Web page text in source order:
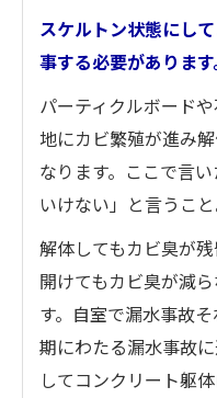
スケルトン状態にし
事する必要があります
パーティクルボード
地にカビ繁殖が進み
なります。ここで言
いけない」と言うこと
解体してもカビ臭が
開けてもカビ臭が減
す。自室で漏水事故
期にわたる漏水事故
してコンクリート躯